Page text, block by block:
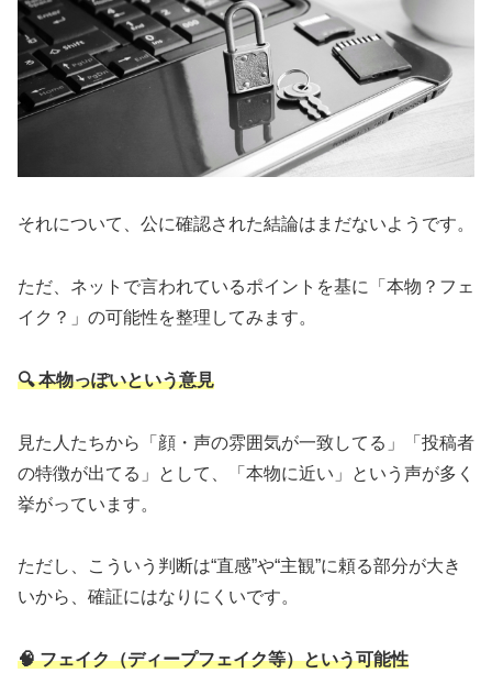
それについて、公に確認された結論はまだないようです。
ただ、ネットで言われているポイントを基に「本物？フェ
イク？」の可能性を整理してみます。
🔍 本物っぽいという意見
見た人たちから「顔・声の雰囲気が一致してる」「投稿者
の特徴が出てる」として、「本物に近い」という声が多く
挙がっています。
ただし、こういう判断は“直感”や“主観”に頼る部分が大き
いから、確証にはなりにくいです。
🧠 フェイク（ディープフェイク等）という可能性